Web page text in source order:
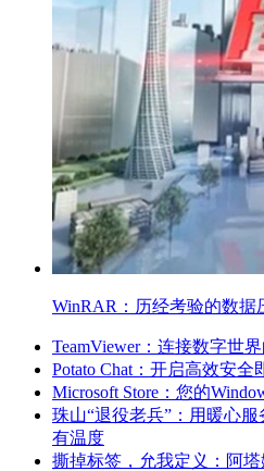
WinRAR：历经考验的数据
TeamViewer：连接数字世
Potato Chat：开启高效安
Microsoft Store：您的
珠山“退役老兵”：用暖心
有温度
撕掉标签，允我定义：阿